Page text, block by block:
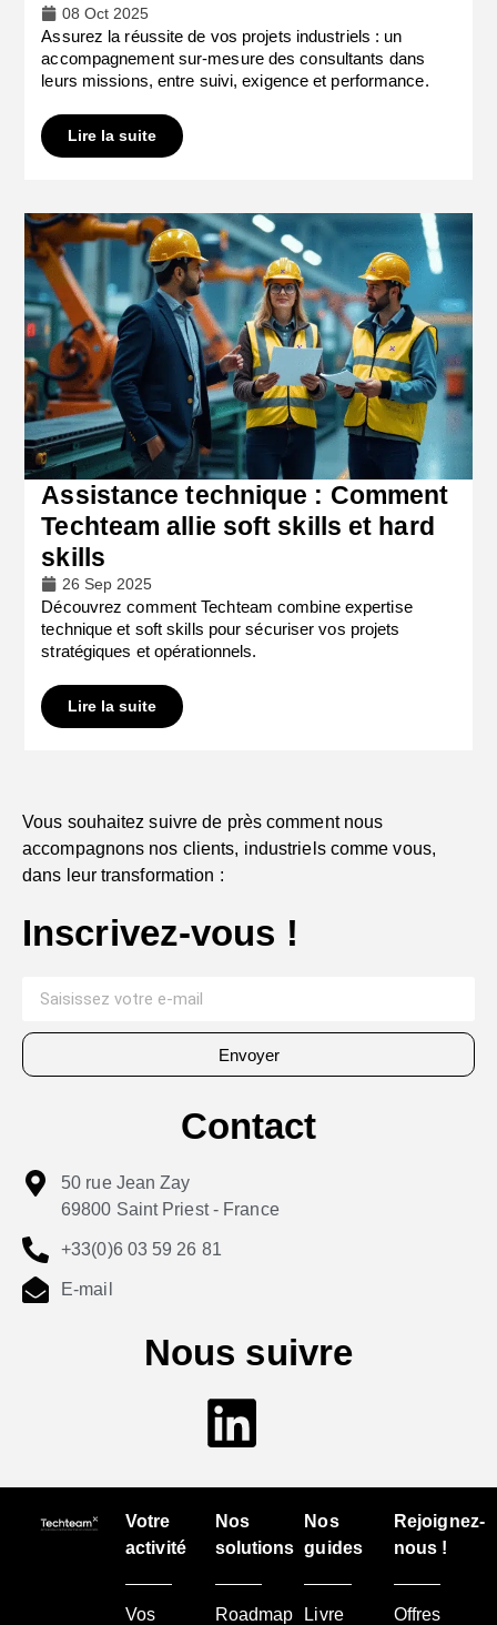
08 Oct 2025
Assurez la réussite de vos projets industriels : un
accompagnement sur-mesure des consultants dans
leurs missions, entre suivi, exigence et performance.
Lire la suite
Assistance technique : Comment
Techteam allie soft skills et hard
skills
26 Sep 2025
Découvrez comment Techteam combine expertise
technique et soft skills pour sécuriser vos projets
stratégiques et opérationnels.
Lire la suite
Vous souhaitez suivre de près comment nous
accompagnons nos clients, industriels comme vous,
dans leur transformation :
Inscrivez-vous !
Envoyer
Contact
50 rue Jean Zay
69800 Saint Priest - France
+33(0)6 03 59 26 81
E-mail
Nous suivre
Votre
activité
Vos
Nos
solutions
Roadmap
Nos
guides
Livre
Rejoignez-
nous !
Offres